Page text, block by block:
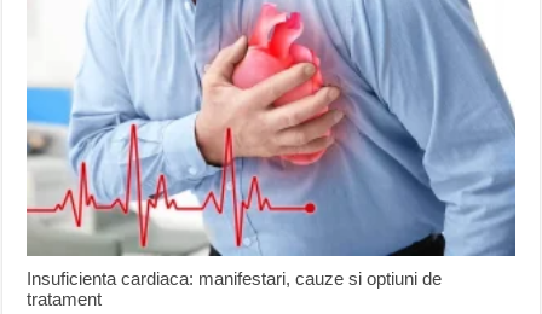
Insuficienta cardiaca: manifestari, cauze si optiuni de
tratament